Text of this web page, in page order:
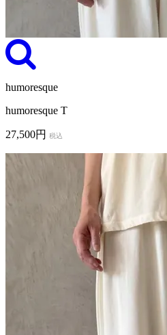
humoresque
humoresque T
27,500円 税込